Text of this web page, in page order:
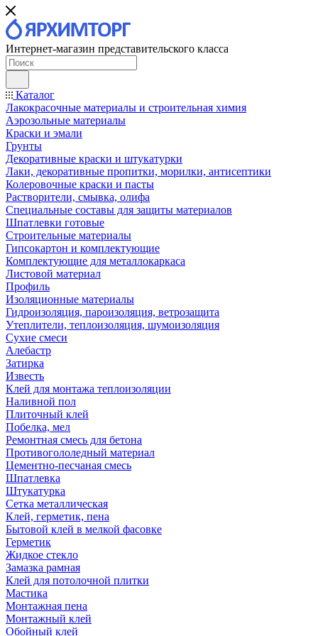
Интернет-магазин представительского класса
Каталог
Лакокрасочные материалы и строительная химия
Аэрозольные материалы
Краски и эмали
Грунты
Декоративные краски и штукатурки
Лаки, декоративные пропитки, морилки, антисептики
Колеровочные краски и пасты
Растворители, смывка, олифа
Специальные составы для защиты материалов
Шпатлевки готовые
Строительные материалы
Гипсокартон и комплектующие
Комплектующие для металлокаркаса
Листовой материал
Профиль
Изоляционные материалы
Гидроизоляция, пароизоляция, ветрозащита
Утеплители, теплоизоляция, шумоизоляция
Сухие смеси
Алебастр
Затирка
Известь
Клей для монтажа теплоизоляции
Наливной пол
Плиточный клей
Побелка, мел
Ремонтная смесь для бетона
Противогололедный материал
Цементно-песчаная смесь
Шпатлевка
Штукатурка
Сетка металлическая
Клей, герметик, пена
Бытовой клей в мелкой фасовке
Герметик
Жидкое стекло
Замазка рамная
Клей для потолочной плитки
Мастика
Монтажная пена
Монтажный клей
Обойный клей